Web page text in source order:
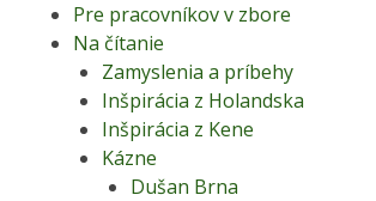
Pre pracovníkov v zbore
Na čítanie
Zamyslenia a príbehy
Inšpirácia z Holandska
Inšpirácia z Kene
Kázne
Dušan Brna